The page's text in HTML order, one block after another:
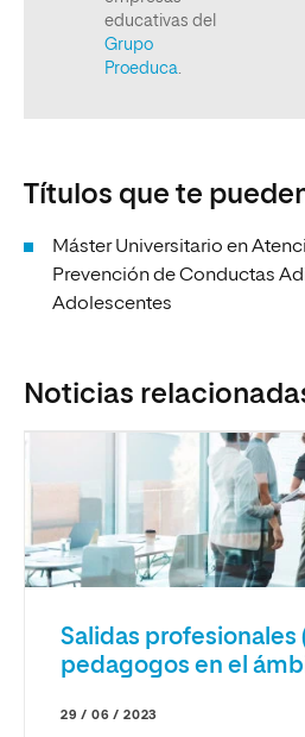
Títulos que te
Máster Universitario en
Prevención de Conductas
Adolescentes
Noticias
Salidas profesionales
pedagogos en el
29 / 06 / 2023